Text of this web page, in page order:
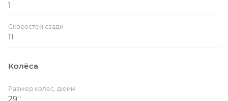
1
Скоростей сзади
11
Колёса
Размер колес, дюйм
29''